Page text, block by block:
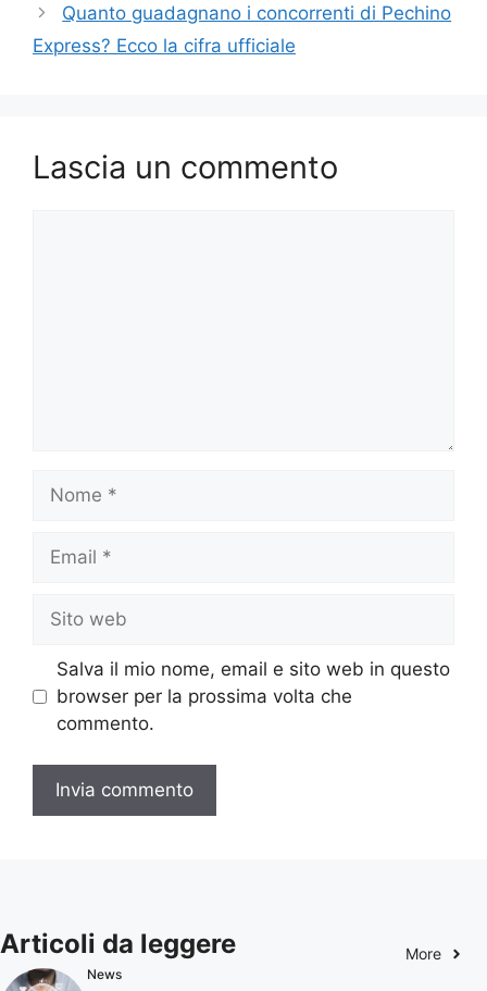
Quanto guadagnano i concorrenti di Pechino
Express? Ecco la cifra ufficiale
Lascia un commento
web
Salva il mio nome, email e sito web in questo
browser per la prossima volta che
commento.
Articoli da leggere More
News